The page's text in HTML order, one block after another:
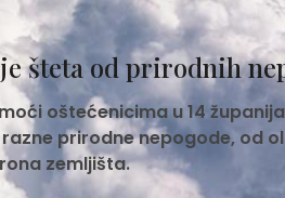
šteta od prirodnih
oštećenicima u 14
prirodne nepogode, od
zemljišta.